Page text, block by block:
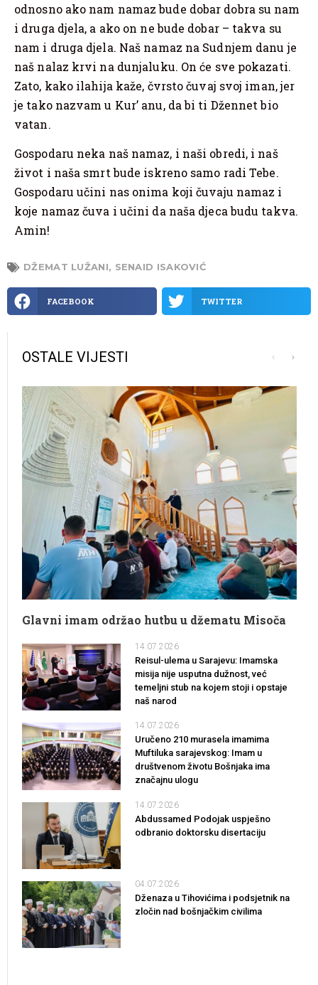
odnosno ako nam namaz bude dobar dobra su nam
i druga djela, a ako on ne bude dobar – takva su
nam i druga djela. Naš namaz na Sudnjem danu je
naš nalaz krvi na dunjaluku. On će sve pokazati.
Zato, kako ilahija kaže, čvrsto čuvaj svoj iman, jer
je tako nazvam u Kur’ anu, da bi ti Džennet bio
vatan.
Gospodaru neka naš namaz, i naši obredi, i naš
život i naša smrt bude iskreno samo radi Tebe.
Gospodaru učini nas onima koji čuvaju namaz i
koje namaz čuva i učini da naša djeca budu takva.
Amin!
DŽEMAT LUŽANI, SENAID ISAKOVIĆ
FACEBOOK TWITTER
OSTALE VIJESTI
Glavni imam održao hutbu u džematu Misoča
14.07.2026
Reisul-ulema u Sarajevu: Imamska
misija nije usputna dužnost, već
temeljni stub na kojem stoji i opstaje
naš narod
14.07.2026
Uručeno 210 murasela imamima
Muftiluka sarajevskog: Imam u
društvenom životu Bošnjaka ima
značajnu ulogu
14.07.2026
Abdussamed Podojak uspješno
odbranio doktorsku disertaciju
04.07.2026
Dženaza u Tihovićima i podsjetnik na
zločin nad bošnjačkim civilima